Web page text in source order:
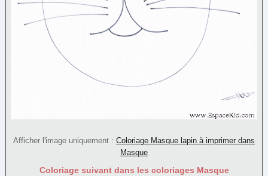
Afficher l'image uniquement : Coloriage Masque lapin à imprimer dans
Masque
Coloriage suivant dans les coloriages Masque